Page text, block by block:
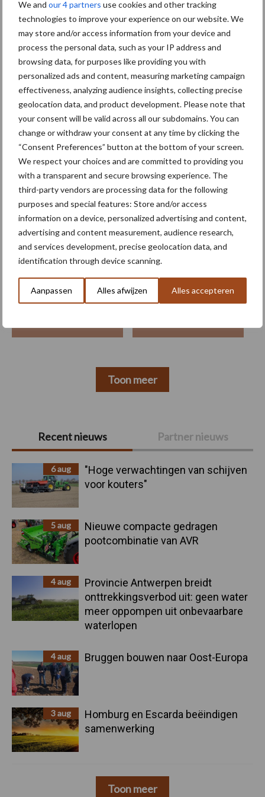
We and our 4 partners use cookies and other tracking
technologies to improve your experience on our website. We
may store and/or access information from your device and
process the personal data, such as your IP address and
browsing data, for purposes like providing you with
personalized ads and content, measuring marketing campaign
effectiveness, analyzing audience insights, collecting precise
geolocation data, and product development. Please note that
your consent will be valid across all our subdomains. You can
change or withdraw your consent at any time by clicking the
“Consent Preferences” button at the bottom of your screen.
We respect your choices and are committed to providing you
with a transparent and secure browsing experience. The
third-party vendors are processing data for the following
purposes and special features: Store and/or access
information on a device, personalized advertising and content,
advertising and content measurement, audience research,
and services development, precise geolocation data, and
identification through device scanning.
Aanpassen Alles afwijzen Alles accepteren
Primaire
Sidebar
Recent nieuws Partner nieuws
6 aug
"Hoge verwachtingen van schijven
voor kouters"
5 aug
Nieuwe compacte gedragen
pootcombinatie van AVR
4 aug
Provincie Antwerpen breidt
onttrekkingsverbod uit: geen water
meer oppompen uit onbevaarbare
waterlopen
4 aug Bruggen bouwen naar Oost-Europa
3 aug
Homburg en Escarda beëindigen
samenwerking
Toon meer
Fendt viert 50.000e Fendt
900 Vario met een
gelimiteerd jubileummodel
Juiste bandenspanning
levert meetbare
brandstofbesparing op bij
transportwerk
Meer lezen over:
Maak uw keuze
Machines Duurzaamheid
Toon meer